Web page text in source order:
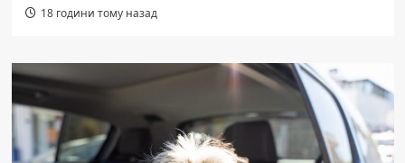
18 години тому назад